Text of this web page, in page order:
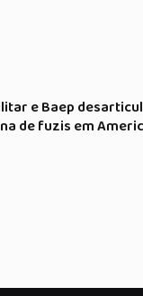
e Baep
de fuzis em